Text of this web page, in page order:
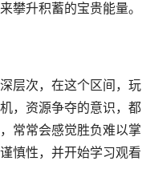
攀升积蓄的宝贵能量。
层次，在这个区间，玩
，资源争夺的意识，都
常常会感觉胜负难以掌
慎性，并开始学习观看